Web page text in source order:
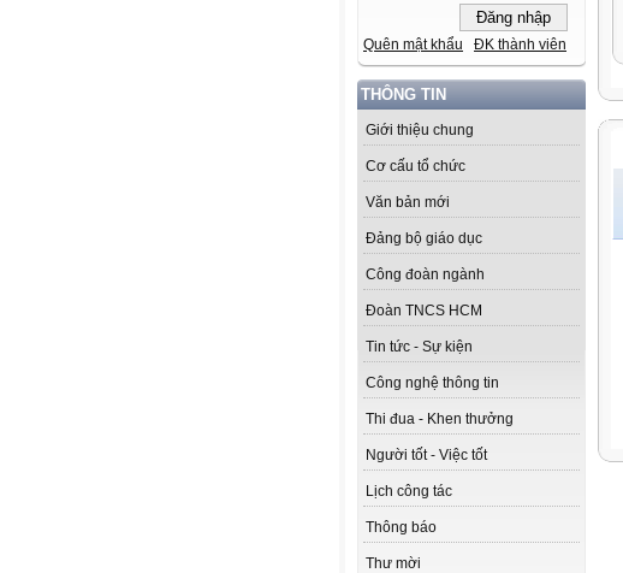
Quên mật khẩu ĐK thành viên
THÔNG TIN
Giới thiệu chung
Cơ cấu tổ chức
Văn bản mới
Đảng bộ giáo dục
Công đoàn ngành
Đoàn TNCS HCM
Tin tức - Sự kiện
Công nghệ thông tin
Thi đua - Khen thưởng
Người tốt - Việc tốt
Lịch công tác
Thông báo
Thư mời